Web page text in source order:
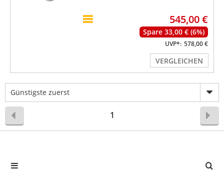
545,00 €
Spare 33,00 € (6%)
UVP*: 578,00 €
VERGLEICHEN
Günstigste zuerst
1